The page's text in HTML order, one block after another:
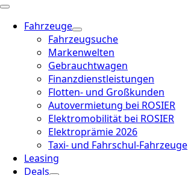
Fahrzeuge
Fahrzeugsuche
Markenwelten
Gebrauchtwagen
Finanzdienstleistungen
Flotten- und Großkunden
Autovermietung bei ROSIER
Elektromobilität bei ROSIER
Elektroprämie 2026
Taxi- und Fahrschul-Fahrzeuge
Leasing
Deals